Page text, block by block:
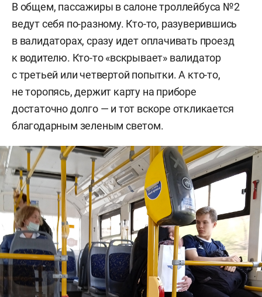
В общем, пассажиры в салоне троллейбуса №2
ведут себя по-разному. Кто-то, разуверившись
в валидаторах, сразу идет оплачивать проезд
к водителю. Кто-то «вскрывает» валидатор
с третьей или четвертой попытки. А кто-то,
не торопясь, держит карту на приборе
достаточно долго — и тот вскоре откликается
благодарным зеленым светом.